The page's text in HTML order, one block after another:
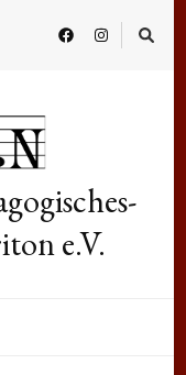
e.V.